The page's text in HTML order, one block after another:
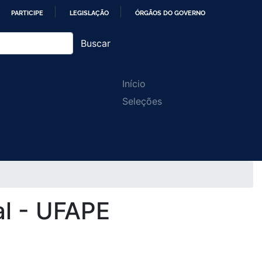
PARTICIPE LEGISLAÇÃO ÓRGÃOS DO GOVERNO
Buscar
Main
navigation
Início
Seleções
- UFAPE